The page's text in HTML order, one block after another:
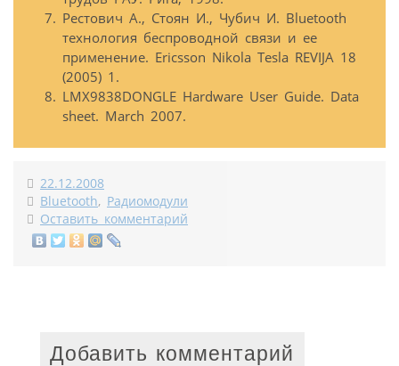
Рестович А., Стоян И., Чубич И. Bluetooth
технология беспроводной связи и ее
применение. Ericsson Nikola Tesla REVIJA 18
(2005) 1.
LMX9838DONGLE Hardware User Guide. Data
sheet. March 2007.
22.12.2008
Bluetooth, Радиомодули
Оставить комментарий
Добавить комментарий